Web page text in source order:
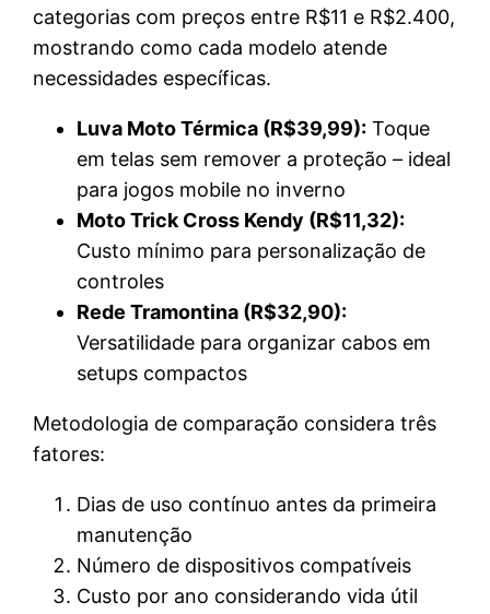
categorias com preços entre R$11 e R$2.400,
mostrando como cada modelo atende
necessidades específicas.
Luva Moto Térmica (R$39,99): Toque
em telas sem remover a proteção – ideal
para jogos mobile no inverno
Moto Trick Cross Kendy (R$11,32):
Custo mínimo para personalização de
controles
Rede Tramontina (R$32,90):
Versatilidade para organizar cabos em
setups compactos
Metodologia de comparação considera três
fatores:
Dias de uso contínuo antes da primeira
manutenção
Número de dispositivos compatíveis
Custo por ano considerando vida útil